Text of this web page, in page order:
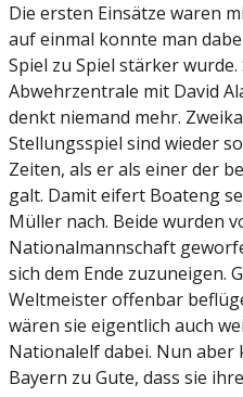
Die ersten Einsätze waren
auf einmal konnte man
Spiel zu Spiel stärker
Abwehrzentrale mit David
denkt niemand mehr.
Stellungsspiel sind wieder
Zeiten, als er als einer der
galt. Damit eifert Boateng
Müller nach. Beide wurden
Nationalmannschaft
sich dem Ende zuzuneigen.
Weltmeister offenbar
wären sie eigentlich auch
Nationalelf dabei. Nun aber
Bayern zu Gute, dass sie